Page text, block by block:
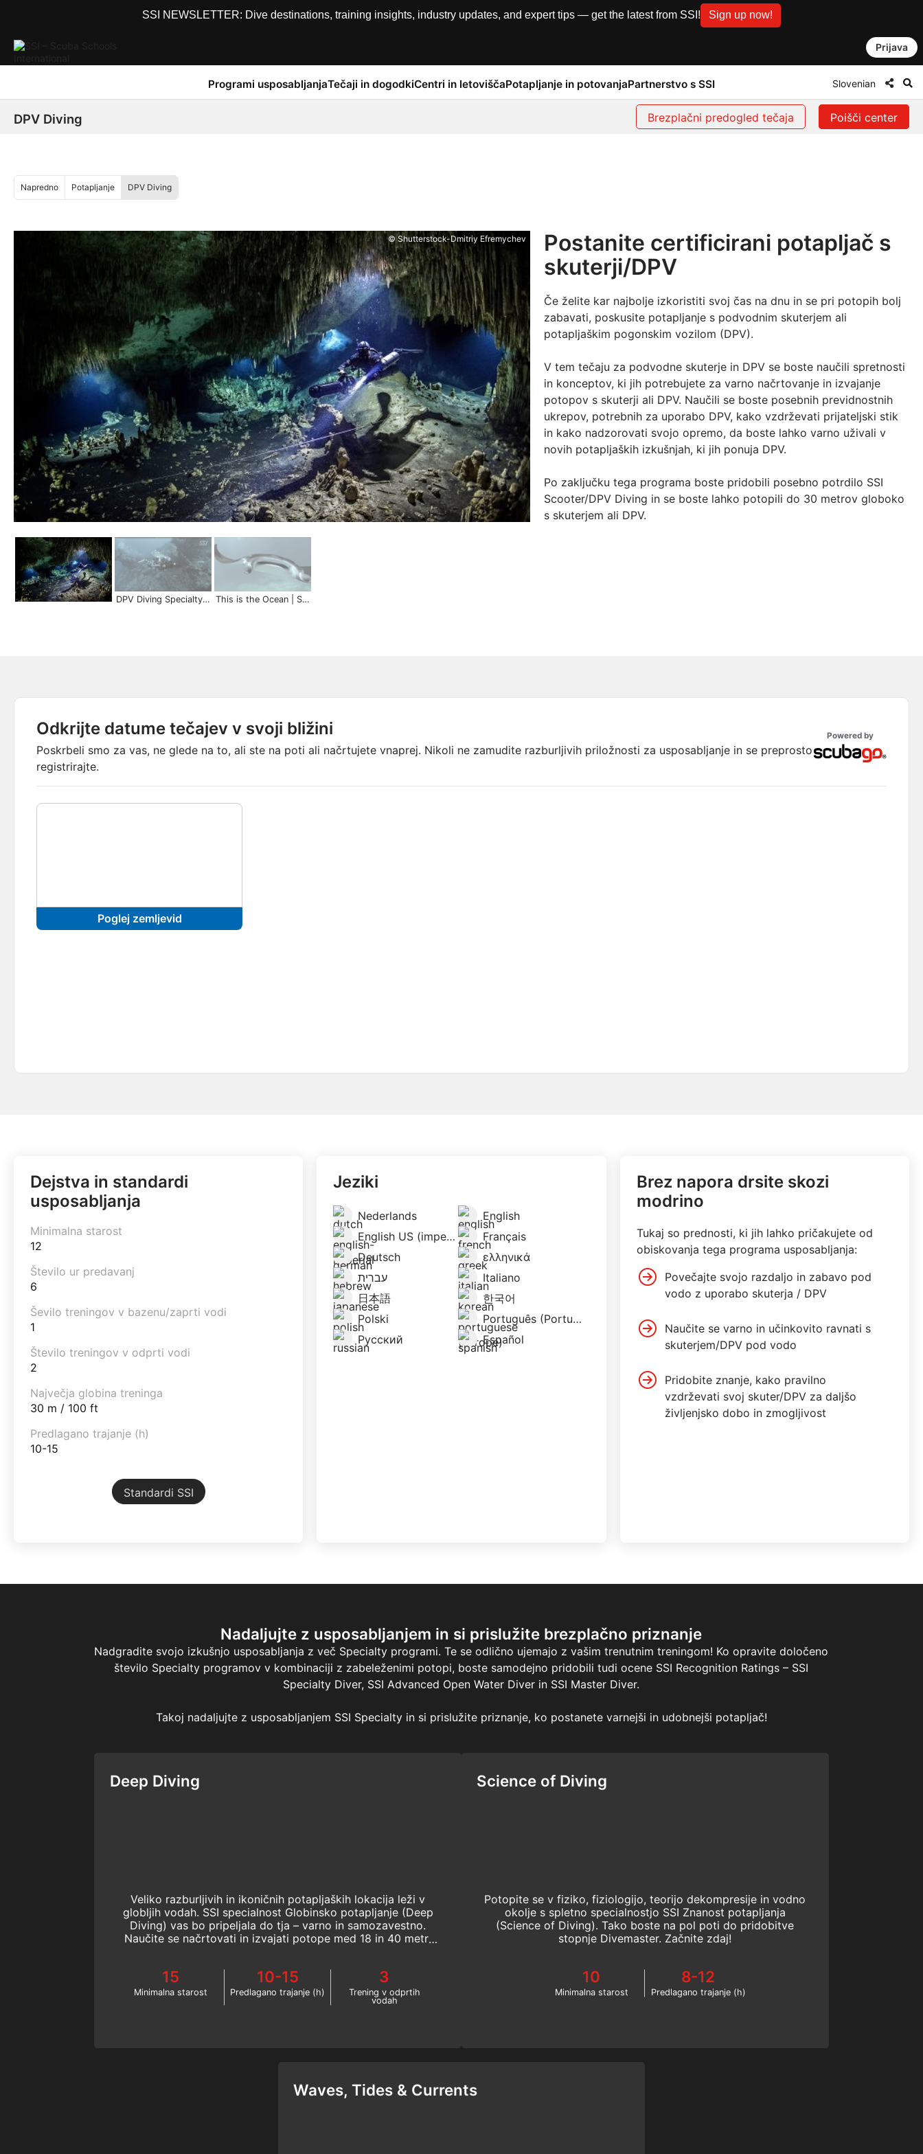
SSI NEWSLETTER: Dive destinations, training insights, industry updates, and expert tips — get the latest from SSI! Sign up now!
Prijava
Programi usposabljanjaTečaji in dogodkiCentri in letoviščaPotapljanje in potovanjaPartnerstvo s SSI Slovenian
DPV Diving Brezplačni predogled tečaja Poišči center
Napredno Potapljanje DPV Diving
© Shutterstock-Dmitriy Efremychev
DPV Diving Specialty | Explore More with Underwater Scooters This is the Ocean | Scuba Schools International
Postanite certificirani potapljač s
skuterji/DPV
Če želite kar najbolje izkoristiti svoj čas na dnu in se pri potopih bolj
zabavati, poskusite potapljanje s podvodnim skuterjem ali
potapljaškim pogonskim vozilom (DPV).
V tem tečaju za podvodne skuterje in DPV se boste naučili spretnosti
in konceptov, ki jih potrebujete za varno načrtovanje in izvajanje
potopov s skuterji ali DPV. Naučili se boste posebnih previdnostnih
ukrepov, potrebnih za uporabo DPV, kako vzdrževati prijateljski stik
in kako nadzorovati svojo opremo, da boste lahko varno uživali v
novih potapljaških izkušnjah, ki jih ponuja DPV.
Po zaključku tega programa boste pridobili posebno potrdilo SSI
Scooter/DPV Diving in se boste lahko potopili do 30 metrov globoko
s skuterjem ali DPV.
Odkrijte datume tečajev v svoji bližini
Poskrbeli smo za vas, ne glede na to, ali ste na poti ali načrtujete vnaprej. Nikoli ne zamudite razburljivih priložnosti za usposabljanje in se preprosto
registrirajte.
Powered by
Poglej zemljevid
Dejstva in standardi
usposabljanja
Minimalna starost
12
Število ur predavanj
6
Ševilo treningov v bazenu/zaprti vodi
1
Število treningov v odprti vodi
2
Največja globina treninga
30 m / 100 ft
Predlagano trajanje (h)
10-15
Standardi SSI
Jeziki
Nederlands
English
English US (imperial)
Français
Deutsch
ελληνικά
עברית
Italiano
日本語
한국어
Polski
Português (Portugal)
Русский
Español
Brez napora drsite skozi
modrino
Tukaj so prednosti, ki jih lahko pričakujete od
obiskovanja tega programa usposabljanja:
Povečajte svojo razdaljo in zabavo pod
vodo z uporabo skuterja / DPV
Naučite se varno in učinkovito ravnati s
skuterjem/DPV pod vodo
Pridobite znanje, kako pravilno
vzdrževati svoj skuter/DPV za daljšo
življenjsko dobo in zmogljivost
Nadaljujte z usposabljanjem in si prislužite brezplačno priznanje
Nadgradite svojo izkušnjo usposabljanja z več Specialty programi. Te se odlično ujemajo z vašim trenutnim treningom! Ko opravite določeno
število Specialty programov v kombinaciji z zabeleženimi potopi, boste samodejno pridobili tudi ocene SSI Recognition Ratings – SSI
Specialty Diver, SSI Advanced Open Water Diver in SSI Master Diver.
Takoj nadaljujte z usposabljanjem SSI Specialty in si prislužite priznanje, ko postanete varnejši in udobnejši potapljač!
Deep Diving
Veliko razburljivih in ikoničnih potapljaških lokacija leži v
globljih vodah. SSI specialnost Globinsko potapljanje (Deep
Diving) vas bo pripeljala do tja – varno in samozavestno.
Naučite se načrtovati in izvajati potope med 18 in 40 metri
15
Minimalna starost
10-15
Predlagano trajanje (h)
3
Trening v odprtih
vodah
Science of Diving
Potopite se v fiziko, fiziologijo, teorijo dekompresije in vodno
okolje s spletno specialnostjo SSI Znanost potapljanja
(Science of Diving). Tako boste na pol poti do pridobitve
stopnje Divemaster. Začnite zdaj!
10
Minimalna starost
8-12
Predlagano trajanje (h)
Waves, Tides & Currents